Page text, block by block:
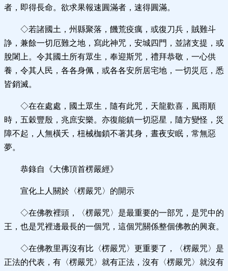
者，即得長命。欲求果報速圓滿者，速得圓滿。
◇若諸國土，州縣聚落，饑荒疫癘，或復刀兵，賊難斗
諍，兼餘一切厄難之地，寫此神咒，安城四門，並諸支提，或
脫闍上。令其國土所有眾生，奉迎斯咒，禮拜恭敬，一心供
養，令其人民，各各身佩，或各各安所居宅地，一切災厄，悉
皆銷滅。
◇在在處處，國土眾生，隨有此咒，天龍歡喜，風雨順
時，五穀豐殷，兆庶安樂。亦復能鎮一切惡星，隨方變怪，災
障不起，人無橫夭，杻械枷鎖不著其身，晝夜安眠，常無惡
夢。
恭錄自《大佛頂首楞嚴經》
宣化上人關於〈楞嚴咒〉的開示
◇在佛教裡頭，〈楞嚴咒〉是最重要的一部咒，是咒中的
王，也是咒裡邊最長的一個咒，這個咒關係整個佛教的興衰。
◇在佛教里再沒有比〈楞嚴咒〉更重要了，〈楞嚴咒〉是
正法的代表，有〈楞嚴咒〉就有正法，沒有〈楞嚴咒〉就沒有